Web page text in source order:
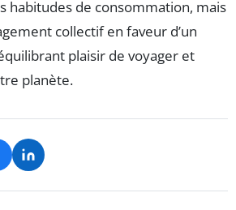
habitudes de consommation, mais
collectif en faveur d’un
plaisir de voyager et
planète.